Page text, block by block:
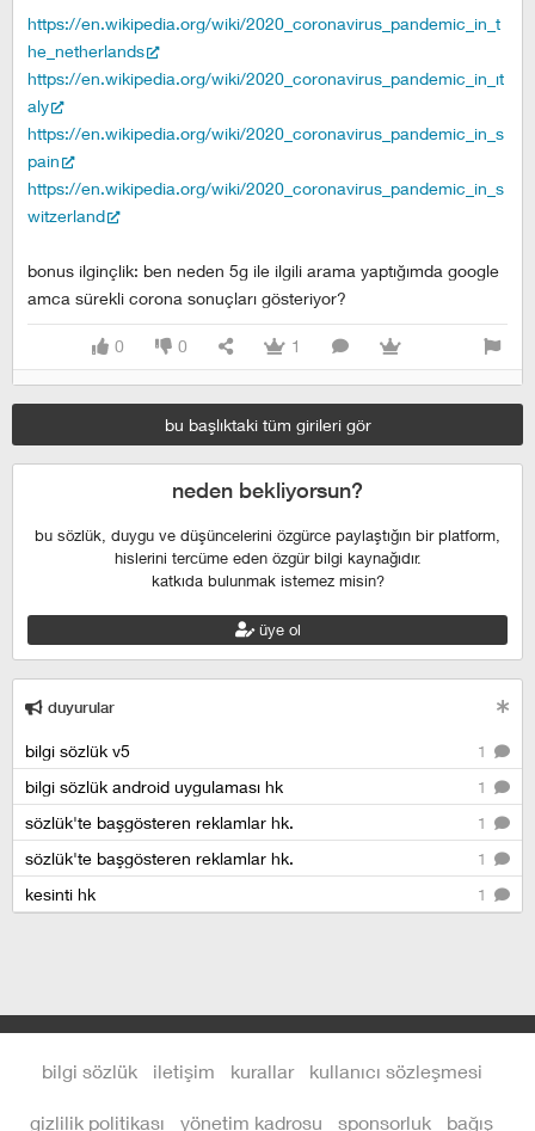
https://en.wikipedia.org/wiki/2020_coronavirus_pandemic_in_t
he_netherlands
https://en.wikipedia.org/wiki/2020_coronavirus_pandemic_in_it
aly
https://en.wikipedia.org/wiki/2020_coronavirus_pandemic_in_s
pain
https://en.wikipedia.org/wiki/2020_coronavirus_pandemic_in_s
witzerland
bonus ilginçlik: ben neden 5g ile ilgili arama yaptığımda google
amca sürekli corona sonuçları gösteriyor?
0 0 1
bu başlıktaki tüm girileri gör
neden bekliyorsun?
bu sözlük, duygu ve düşüncelerini özgürce paylaştığın bir platform,
hislerini tercüme eden özgür bilgi kaynağıdır.
katkıda bulunmak istemez misin?
üye ol
duyurular
1
bilgi sözlük v5
1
bilgi sözlük android uygulaması hk
1
sözlük'te başgösteren reklamlar hk.
1
sözlük'te başgösteren reklamlar hk.
1
kesinti hk
bilgi sözlük iletişim kurallar kullanıcı sözleşmesi
gizlilik politikası yönetim kadrosu sponsorluk bağış